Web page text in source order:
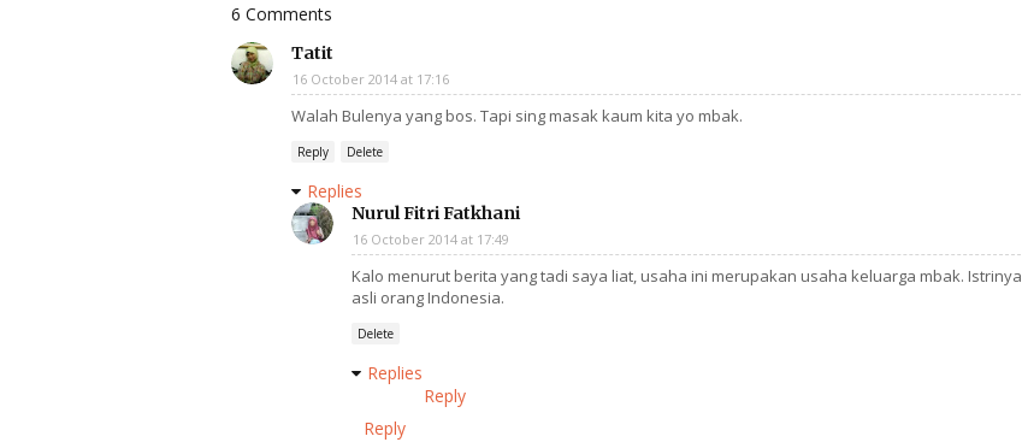
6 Comments
Tatit
16 October 2014 at 17:16
Walah Bulenya yang bos. Tapi sing masak kaum kita yo mbak.
Reply Delete
Replies
Nurul Fitri Fatkhani
16 October 2014 at 17:49
Kalo menurut berita yang tadi saya liat, usaha ini merupakan usaha keluarga mbak. Istrinya
asli orang Indonesia.
Delete
Replies
Reply
Reply